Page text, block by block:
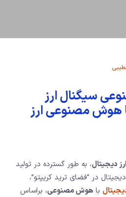
سیگنال ارز
هوش مصنوعی ارز
دیجیتال، به طور گسترده در تولید
در “فضای ترید کریپتو”،
با هوش مصنوعی، براساس